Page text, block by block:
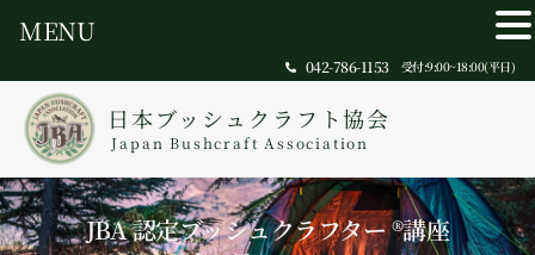
042-786-1153 受付:9:00~18:00(平日)
日本ブッシュクラフト協会
Japan Bushcraft Association
JBA 認定ブッシュクラフター ®講座
MENU